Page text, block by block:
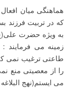
هماهنگی میان
که در تربیت فرزند
به ویژه حضرت
زمینه می فرمایند
طاعتی ترغیب نمی
را از معصیتی منع
می ایستم(نهج البلاغه ،